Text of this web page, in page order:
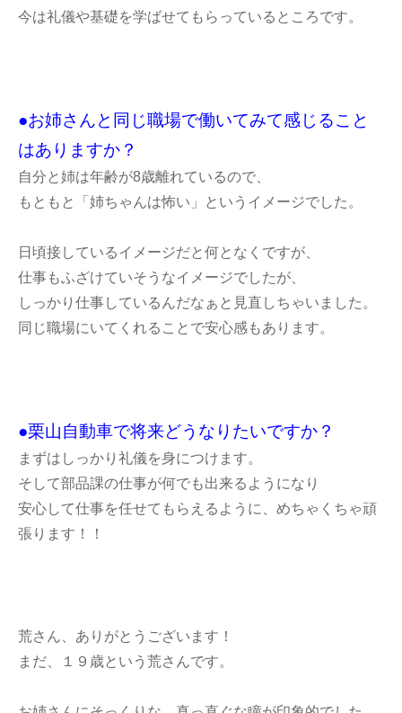
今は礼儀や基礎を学ばせてもらっているところです。
●お姉さんと同じ職場で働いてみて感じること
はありますか？
自分と姉は年齢が8歳離れているので、
もともと「姉ちゃんは怖い」というイメージでした。
日頃接しているイメージだと何となくですが、
仕事もふざけていそうなイメージでしたが、
しっかり仕事しているんだなぁと見直しちゃいました。
同じ職場にいてくれることで安心感もあります。
●栗山自動車で将来どうなりたいですか？
まずはしっかり礼儀を身につけます。
そして部品課の仕事が何でも出来るようになり
安心して仕事を任せてもらえるように、めちゃくちゃ頑
張ります！！
荒さん、ありがとうございます！
まだ、１９歳という荒さんです。